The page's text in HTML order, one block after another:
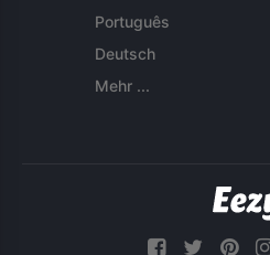
Português
Deutsch
Mehr ...